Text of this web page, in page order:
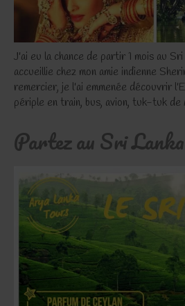
J'ai eu la chance de partir 1 mois au
accueillie chez mon amie indienne
remercier, je l'ai emmenée découvrir
périple en train, bus, avion, tuk-tuk
Partez au Sri Lanka